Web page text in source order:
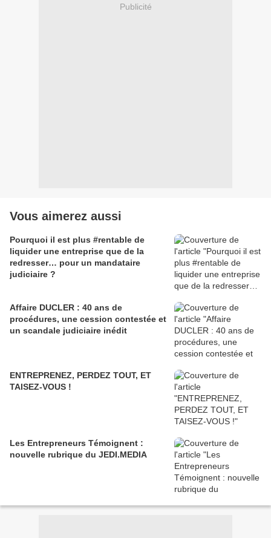
Publicité
Vous aimerez aussi
Pourquoi il est plus #rentable de
liquider une entreprise que de la
redresser… pour un mandataire
judiciaire ?
Affaire DUCLER : 40 ans de
procédures, une cession contestée et
un scandale judiciaire inédit
ENTREPRENEZ, PERDEZ TOUT, ET
TAISEZ-VOUS !
Les Entrepreneurs Témoignent :
nouvelle rubrique du JEDI.MEDIA